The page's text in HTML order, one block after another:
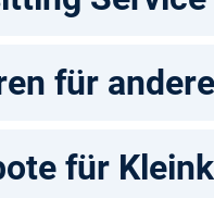
für
für